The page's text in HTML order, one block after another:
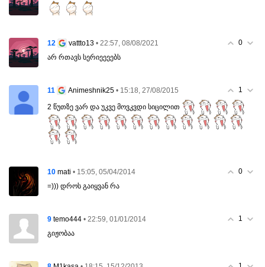
0
12 vattto13 • 22:57, 08/08/2021
არ რთავს სერიეეეებს
1
11 Animeshnik25 • 15:18, 27/08/2015
2 წუთზე ვარ და უკვე მოვკვდი სიცილით
0
10 mati • 15:05, 05/04/2014
=))) დროს გაიყვან რა
1
9 temo444 • 22:59, 01/01/2014
გიჟობაა